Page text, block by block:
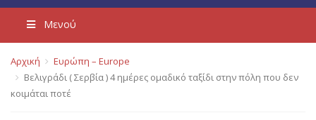
Μενού
Αρχική
Ευρώπη – Europe
Βελιγράδι ( Σερβία ) 4 ημέρες ομαδικό ταξίδι στην πόλη που δεν
κοιμάται ποτέ